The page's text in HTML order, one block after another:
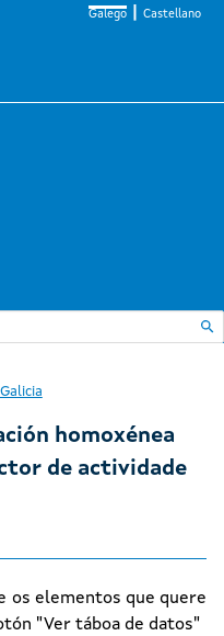
Galego Castellano
homoxénea
de actividade
os elementos que quere
"Ver táboa de datos"